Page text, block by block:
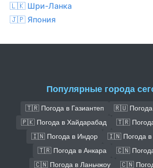
🇱🇰 Шри-Ланка
🇯🇵 Япония
Популярные города
🇹🇷 Погода в Газиантеп
🇷🇺 Погода
🇵🇰 Погода в Хайдарабад
🇹🇷
🇮🇳 Погода в Индор
🇮🇳 Погода в
🇹🇷 Погода в Анкара
🇨🇳
🇨🇳 Погода в Ланьчжоу
🇨🇳